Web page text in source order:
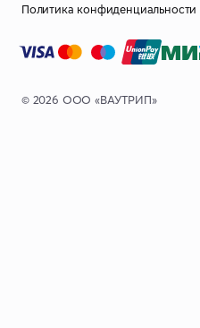
Политика конфиденциальности
© 2026 ООО «ВАУТРИП»